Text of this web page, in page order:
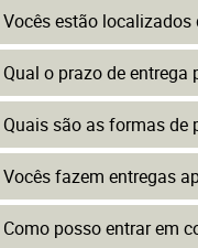
Vocês estão
Qual o prazo de entrega
Quais são as formas de
Vocês fazem entregas
Como posso entrar em